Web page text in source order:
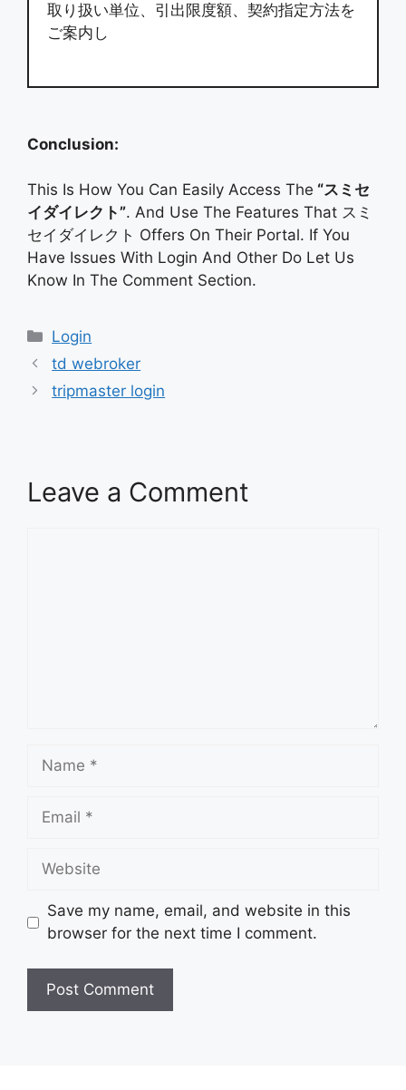
取り扱い単位、引出限度額、契約指定方法を
ご案内し
Conclusion:
This Is How You Can Easily Access The “スミセ
イダイレクト”. And Use The Features That スミ
セイダイレクト Offers On Their Portal. If You
Have Issues With Login And Other Do Let Us
Know In The Comment Section.
Categories
Login
td webroker
tripmaster login
Leave a Comment
Name
Email
Website
Save my name, email, and website in this
browser for the next time I comment.